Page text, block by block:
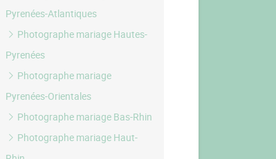
Pyrenées-Atlantiques
Photographe mariage Hautes-
Pyrenées
Photographe mariage
Pyrenées-Orientales
Photographe mariage Bas-Rhin
Photographe mariage Haut-